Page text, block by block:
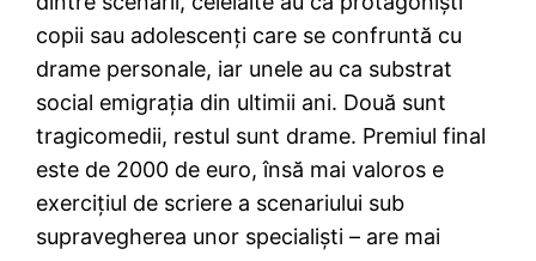
copii sau adolescenţi care se confruntă cu
drame personale, iar unele au ca substrat
social emigraţia din ultimii ani. Două sunt
tragicomedii, restul sunt drame. Premiul final
este de 2000 de euro, însă mai valoros e
exerciţiul de scriere a scenariului sub
supravegherea unor specialişti – are mai